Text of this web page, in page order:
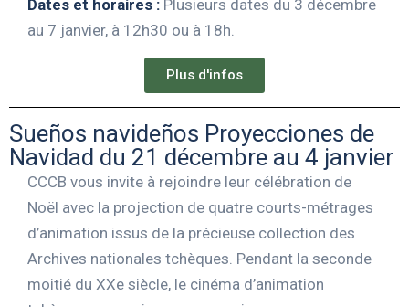
Dates et horaires : Plusieurs dates du 3 décembre
au 7 janvier, à 12h30 ou à 18h.
Plus d'infos
Sueños navideños Proyecciones de
Navidad du 21 décembre au 4 janvier
CCCB vous invite à rejoindre leur célébration de
Noël avec la projection de quatre courts-métrages
d’animation issus de la précieuse collection des
Archives nationales tchèques. Pendant la seconde
moitié du XXe siècle, le cinéma d’animation